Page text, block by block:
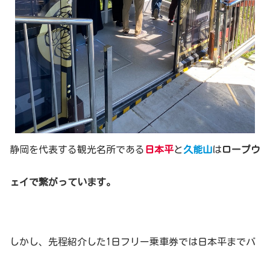
静岡を代表する観光名所である 日本平と久能山はロープウ
ェイで繋がっています。
しかし、先程紹介した1日フリー乗車券では日本平までバ